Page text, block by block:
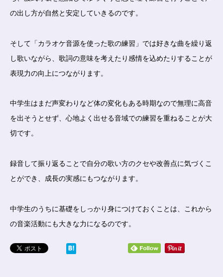
の出し方が自然と安定していきるのです。
そして「カラオケ音源を使った歌の練習」では好きな曲を繰り返
し歌いながら、歌詞の意味を考えたり感情を込めたりすることが
表現力の向上につながります。
中学生はまだ声変わりなど体の変化もある時期なので無理に高音
を出そうとせず、心地よく出せる音域での練習を重ねることが大
切です。
録音して振り返ることで自分の歌い方のクセや改善点に気づくこ
とができ、成長の実感にもつながります。
中学生のうちに基礎をしっかり身につけておくことは、これから
の音楽活動にも大きな力になるのです。